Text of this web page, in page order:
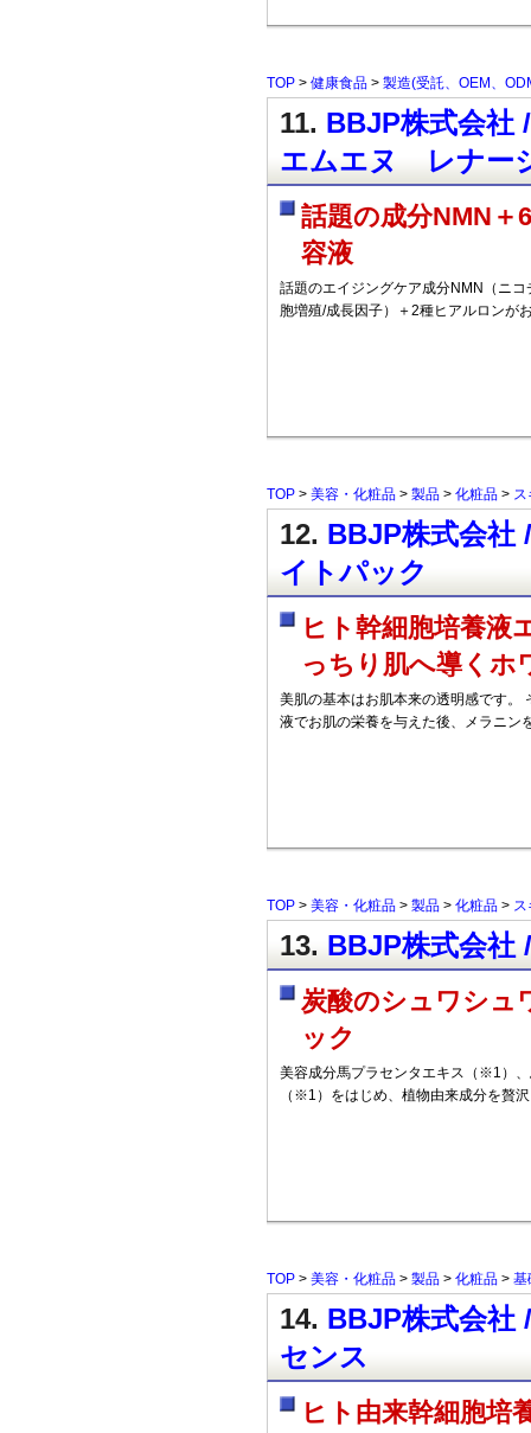
TOP > 健康食品 > 製造(受託、OEM、
11. BBJP株式会社
エムエヌ レナー
話題の成分NMN
容液
話題のエイジングケア成分NMN（ニ
胞増殖/成長因子）＋2種ヒアルロンが
TOP > 美容・化粧品 > 製品 > 化粧品 > ス
12. BBJP株式会
イトパック
ヒト幹細胞培養液
っちり肌へ導くホ
美肌の基本はお肌本来の透明感です。
液でお肌の栄養を与えた後、メラニン
TOP > 美容・化粧品 > 製品 > 化粧品 > ス
13. BBJP株式会社
炭酸のシュワシ
ック
美容成分馬プラセンタエキス（※1）
（※1）をはじめ、植物由来成分を贅
TOP > 美容・化粧品 > 製品 > 化粧品 > 基
14. BBJP株式会
センス
ヒト由来幹細胞培